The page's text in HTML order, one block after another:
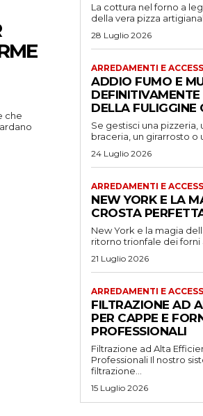
che
La cottura nel forno a
della vera pizza
28 Luglio 2026
ARREDAMENTI E
ADDIO FUMO E
DELLA FULIGGINE
Se gestisci una pizzeria,
braceria, un girarrosto o
24 Luglio 2026
ARREDAMENTI E
NEW YORK E LA
CROSTA
New York e la magia
ritorno trionfale dei forni
21 Luglio 2026
ARREDAMENTI E
FILTRAZIONE AD
PER CAPPE E
PROFESSIONALI
Filtrazione ad Alta
Professionali Il nostro sistema avanzato di
filtrazione...
15 Luglio 2026